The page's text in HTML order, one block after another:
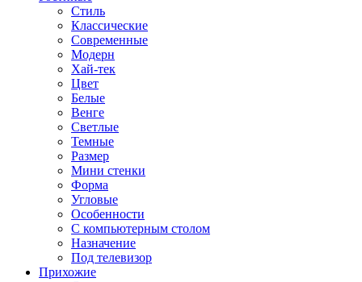
Стиль
Классические
Современные
Модерн
Хай-тек
Цвет
Белые
Венге
Светлые
Темные
Размер
Мини стенки
Форма
Угловые
Особенности
С компьютерным столом
Назначение
Под телевизор
Прихожие